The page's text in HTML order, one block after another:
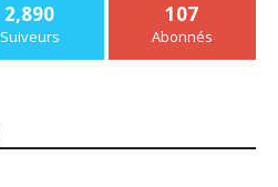
2,890
Suiveurs
107
Abonnés